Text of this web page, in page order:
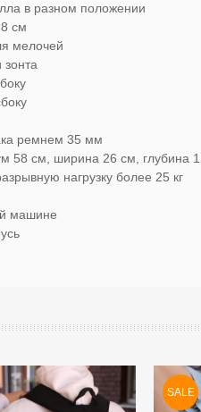
в разном положении
см
мелочей
ремнем 35 мм
58 см, ширина 26 см, глубина
нагрузку более 25 кг
машине
SALE